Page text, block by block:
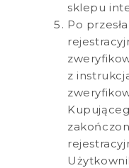
sklepu
Po
z